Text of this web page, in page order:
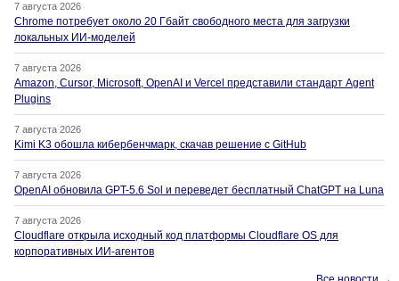
7 августа 2026
Chrome потребует около 20 Гбайт свободного места для загрузки
локальных ИИ-моделей
7 августа 2026
Amazon, Cursor, Microsoft, OpenAI и Vercel представили стандарт Agent
Plugins
7 августа 2026
Kimi K3 обошла кибербенчмарк, скачав решение с GitHub
7 августа 2026
OpenAI обновила GPT-5.6 Sol и переведет бесплатный ChatGPT на Luna
7 августа 2026
Cloudflare открыла исходный код платформы Cloudflare OS для
корпоративных ИИ-агентов